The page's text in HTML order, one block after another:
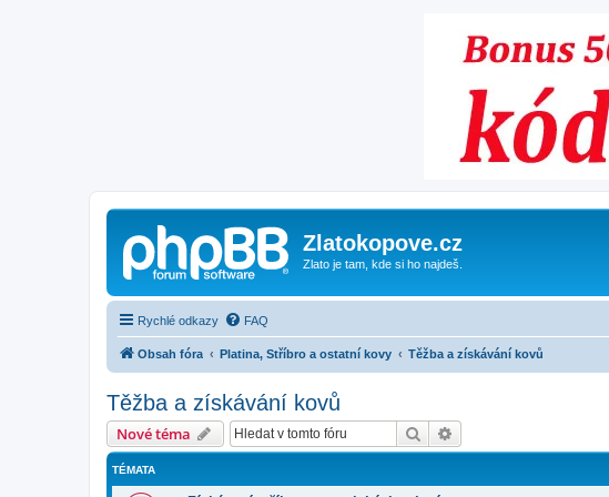
Zlatokopove.cz
Zlato je tam, kde si ho najdeš.
Rychlé odkazy FAQ
Obsah fóra Platina, Stříbro a ostatní kovy Těžba a získávání kovů
Těžba a získávání kovů
Nové téma Hledat
TÉMATA